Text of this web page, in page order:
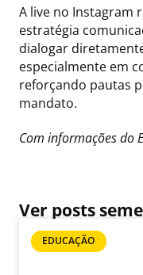
A live no Instagram
estratégia
dialogar
especialmente em
reforçando pautas
mandato.
Com informações do
Ver posts
EDUCAÇÃO